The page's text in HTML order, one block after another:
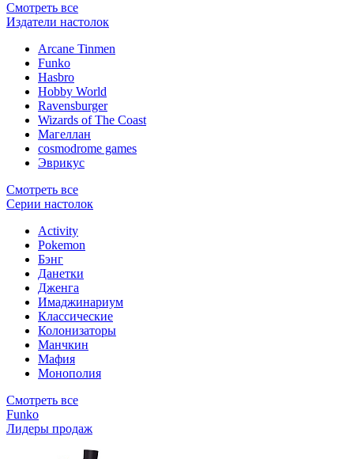
Смотреть все
Издатели настолок
Arcane Tinmen
Funko
Hasbro
Hobby World
Ravensburger
Wizards of The Coast
Магеллан
сosmodrome games
Эврикус
Смотреть все
Серии настолок
Activity
Pokemon
Бэнг
Данетки
Дженга
Имаджинариум
Классические
Колонизаторы
Манчкин
Мафия
Монополия
Смотреть все
Funko
Лидеры продаж